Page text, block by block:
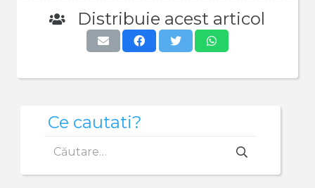
Distribuie acest articol
Ce cautati?
după: